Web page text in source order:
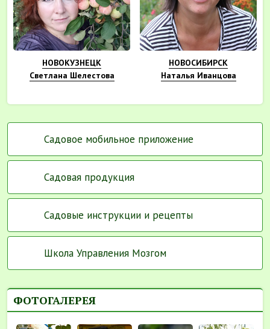
НОВОКУЗНЕЦК
Светлана Шелестова
НОВОСИБИРСК
Наталья Иванцова
Садовое мобильное приложение
Садовая продукция
Садовые инструкции и рецепты
Школа Управления Мозгом
ФОТОГАЛЕРЕЯ